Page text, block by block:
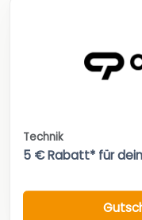
Technik
5 € Rabatt* für